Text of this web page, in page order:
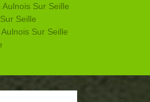
Sur Seille
Seille
Sur Seille